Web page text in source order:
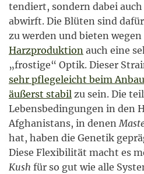
tendiert, sondern dabei
abwirft. Die Blüten sind
zu werden und bieten
Harzproduktion auch eine
„frostige“ Optik. Dieser
sehr pflegeleicht beim
äußerst stabil zu sein. Die
Lebensbedingungen in den
Afghanistans, in denen
hat, haben die Genetik
Diese Flexibilität macht es
Kush für so gut wie alle